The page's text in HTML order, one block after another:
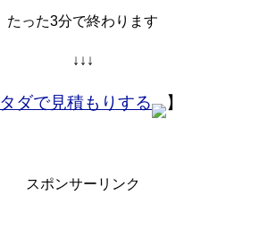
たった3分で終わります
↓↓↓
タダで見積もりする 】
スポンサーリンク